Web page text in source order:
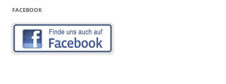
FACEBOOK